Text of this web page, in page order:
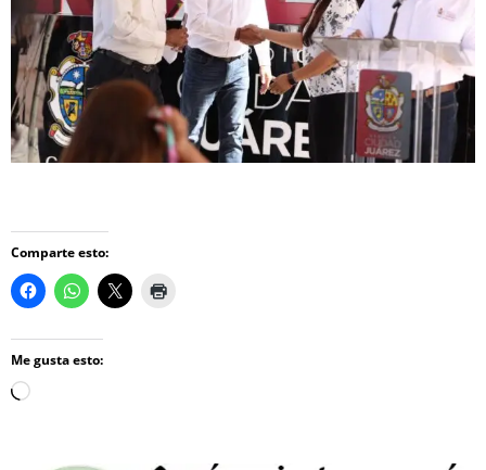
Comparte esto:
Me gusta esto:
Loading…